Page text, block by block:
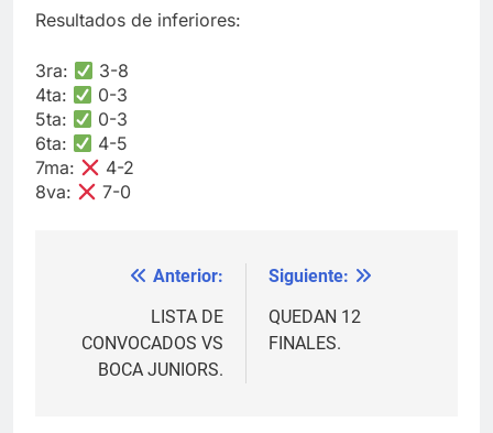
Resultados de inferiores:
3ra:
3-8
4ta:
0-3
5ta:
0-3
6ta:
4-5
7ma:
4-2
8va:
7-0
Navegación
entradas
Anterior:
LISTA DE
CONVOCADOS VS
BOCA JUNIORS.
Siguiente:
QUEDAN 12
FINALES.